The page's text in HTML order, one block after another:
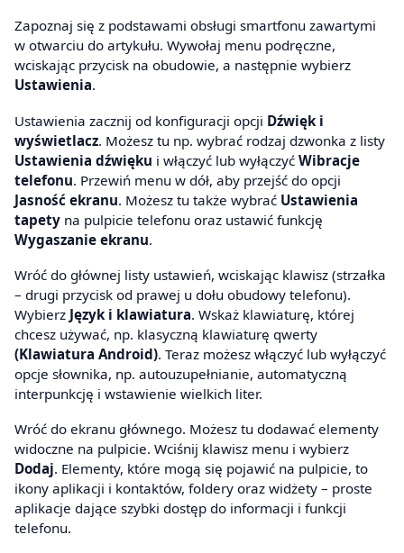
Zapoznaj się z podstawami obsługi smartfonu zawartymi
w otwarciu do artykułu. Wywołaj menu podręczne,
wciskając przycisk na obudowie, a następnie wybierz
Ustawienia.
Ustawienia zacznij od konfiguracji opcji Dźwięk i
wyświetlacz. Możesz tu np. wybrać rodzaj dzwonka z listy
Ustawienia dźwięku i włączyć lub wyłączyć Wibracje
telefonu. Przewiń menu w dół, aby przejść do opcji
Jasność ekranu. Możesz tu także wybrać Ustawienia
tapety na pulpicie telefonu oraz ustawić funkcję
Wygaszanie ekranu.
Wróć do głównej listy ustawień, wciskając klawisz (strzałka
– drugi przycisk od prawej u dołu obudowy telefonu).
Wybierz Język i klawiatura. Wskaż klawiaturę, której
chcesz używać, np. klasyczną klawiaturę qwerty
(Klawiatura Android). Teraz możesz włączyć lub wyłączyć
opcje słownika, np. autouzupełnianie, automatyczną
interpunkcję i wstawienie wielkich liter.
Wróć do ekranu głównego. Możesz tu dodawać elementy
widoczne na pulpicie. Wciśnij klawisz menu i wybierz
Dodaj. Elementy, które mogą się pojawić na pulpicie, to
ikony aplikacji i kontaktów, foldery oraz widżety – proste
aplikacje dające szybki dostęp do informacji i funkcji
telefonu.